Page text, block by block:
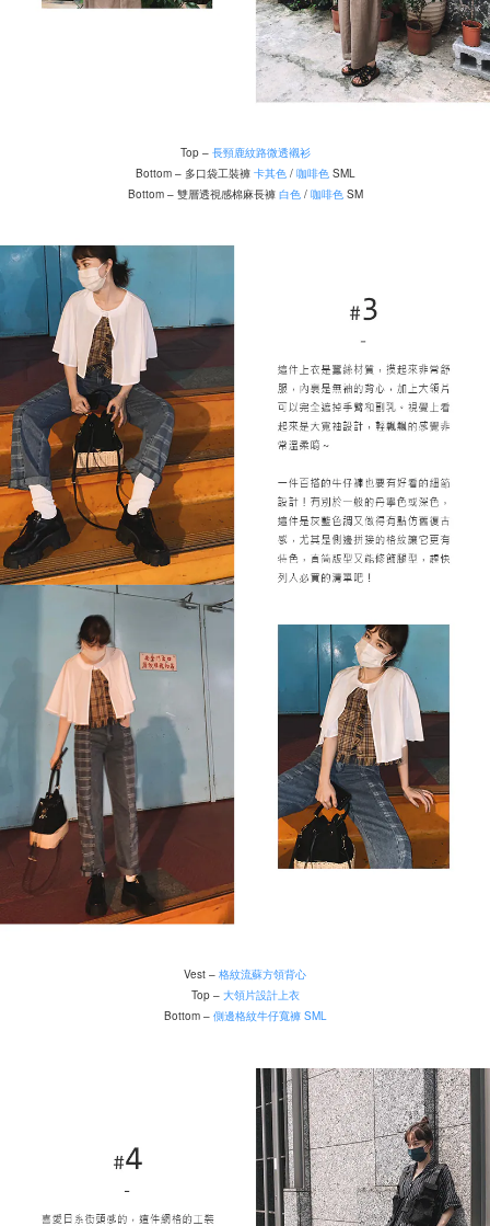
Top – 長頸鹿紋路微透襯衫
Bottom – 多口袋工裝褲 卡其色 / 咖啡色 SML
Bottom – 雙層透視感棉麻長褲 白色 / 咖啡色 SM
Vest – 格紋流蘇方領背心
Top – 大領片設計上衣
Bottom – 側邊格紋牛仔寬褲 SML